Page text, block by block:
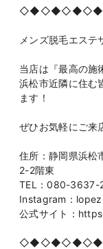
メンズ脱毛エステ
当店は『最高の施
浜松市近隣に住む
ます！
ぜひお気軽にご来
住所：静岡県浜松
2-2階東
TEL：080-3637-
Instagram：
公式サイト：